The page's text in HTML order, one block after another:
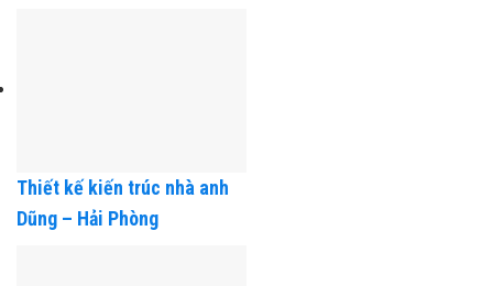
Thiết kế kiến trúc nhà anh
Dũng – Hải Phòng